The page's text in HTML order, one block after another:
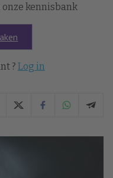
kennisbank
? Log in